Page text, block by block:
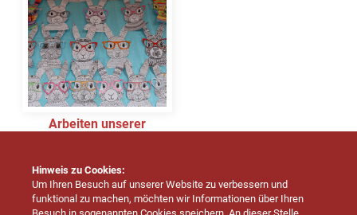
Hinweis zu Cookies:
Um Ihren Besuch auf unserer Website zu verbessern und
funktional zu machen, möchten wir Informationen über Ihren
Arbeiten unserer